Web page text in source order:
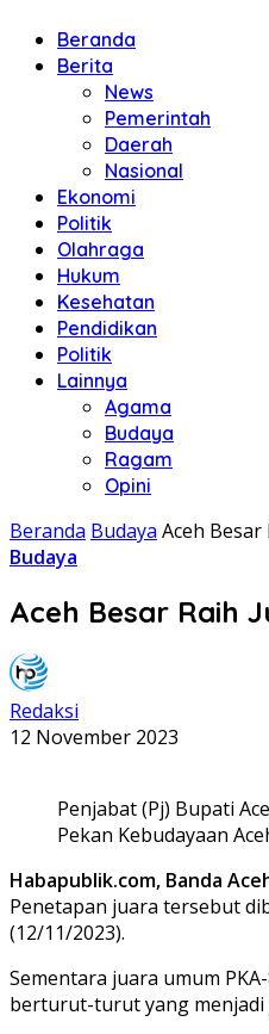
Beranda
Berita
News
Pemerintah
Daerah
Nasional
Ekonomi
Politik
Olahraga
Hukum
Kesehatan
Pendidikan
Politik
Lainnya
Agama
Budaya
Ragam
Opini
Beranda Budaya Aceh Besar
Budaya
Aceh Besar Raih
Redaksi
12 November 2023
Penjabat (Pj) Bupati
Pekan Kebudayaan
Habapublik.com, Banda
Penetapan juara tersebut
(12/11/2023).
Sementara juara umum
berturut-turut yang menjadi